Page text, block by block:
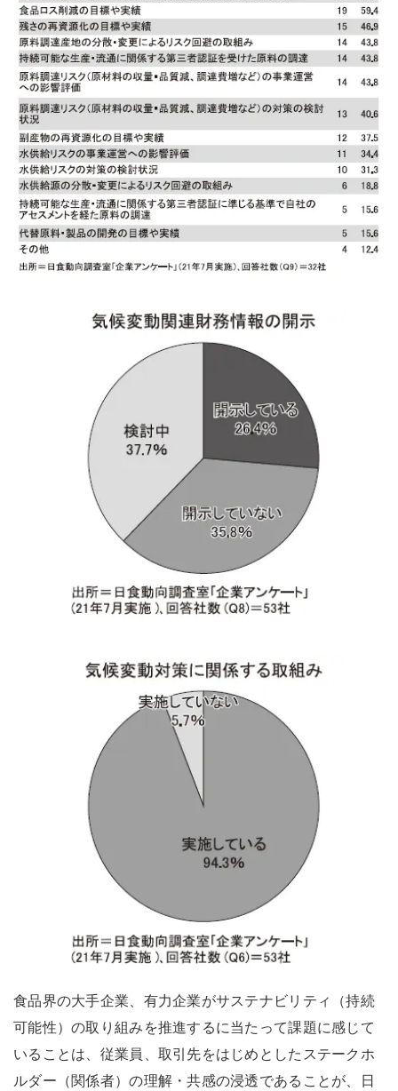
食品界の大手企業、有力企業がサステナビリティ（持続
可能性）の取り組みを推進するに当たって課題に感じて
いることは、従業員、取引先をはじめとしたステークホ
ルダー（関係者）の理解・共感の浸透であることが、日